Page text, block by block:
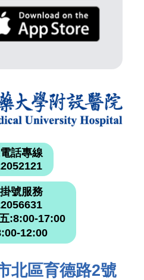
話專線
號服務
:8:00-17:00
12:00
北區育德路2號